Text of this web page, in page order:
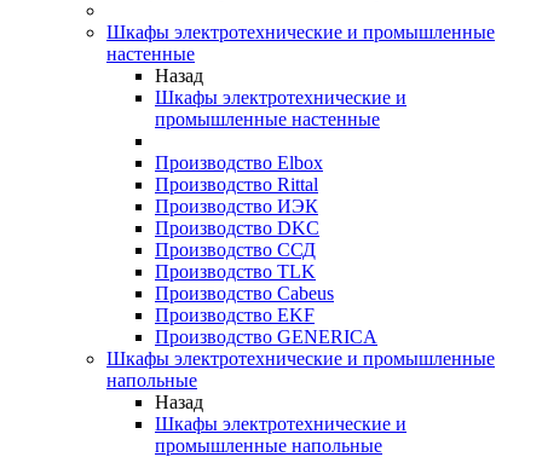
Шкафы электротехнические и промышленные
настенные
Назад
Шкафы электротехнические и
промышленные настенные
Производство Elbox
Производство Rittal
Производство ИЭК
Производство DKC
Производство ССД
Производство TLK
Производство Cabeus
Производство EKF
Производство GENERICA
Шкафы электротехнические и промышленные
напольные
Назад
Шкафы электротехнические и
промышленные напольные